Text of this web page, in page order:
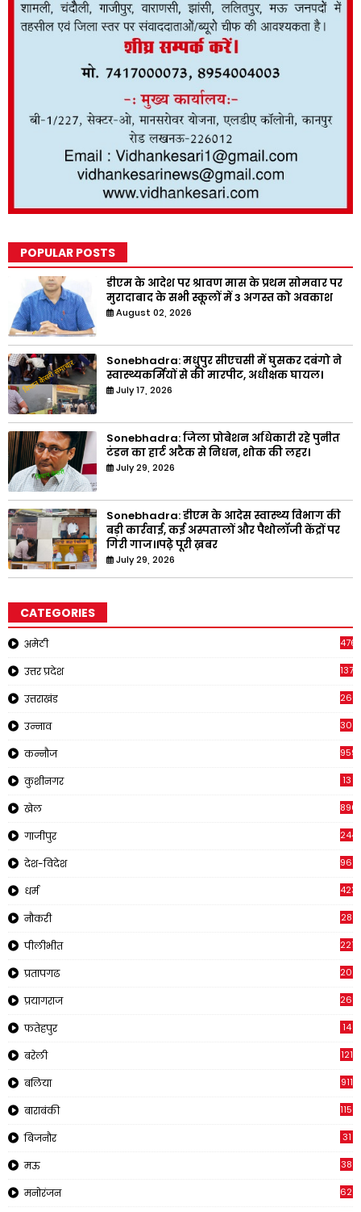
POPULAR POSTS
डीएम के आदेश पर श्रावण मास के प्रथम सोमवार पर
मुरादाबाद के सभी स्कूलों में 3 अगस्त को अवकाश
August 02, 2026
Sonebhadra: मधुपुर सीएचसी में घुसकर दबंगो ने
स्वास्थ्यकर्मियों से की मारपीट, अधीक्षक घायल।
July 17, 2026
Sonebhadra: जिला प्रोबेशन अधिकारी रहे पुनीत
टंडन का हार्ट अटैक से निधन, शोक की लहर।
July 29, 2026
Sonebhadra: डीएम के आदेस स्वास्थ्य विभाग की
बड़ी कार्रवाई, कई अस्पतालों और पैथोलॉजी केंद्रों पर
गिरी गाज।।पढ़े पूरी ख़बर
July 29, 2026
CATEGORIES
अमेठी
उत्तर प्रदेश 1378
उत्तराखंड
उन्नाव 308
कन्नौज 959
कुशीनगर 13
खेल 896
गाजीपुर 244
देश-विदेश 961
धर्म 423
नौकरी 28
पीलीभीत 2218
प्रतापगढ
प्रयागराज 269
फतेहपुर 14
बरेली 121
बलिया 911
बाराबंकी 1150
बिजनौर 31
मऊ 38
मनोरंजन 620